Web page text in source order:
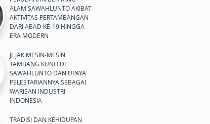
ALAM SAWAHLUNTO AKIBAT
AKTIVITAS PERTAMBANGAN
DARI ABAD KE-19 HINGGA
ERA MODERN
JEJAK MESIN-MESIN
TAMBANG KUNO DI
SAWAHLUNTO DAN UPAYA
PELESTARIANNYA SEBAGAI
WARISAN INDUSTRI
INDONESIA
TRADISI DAN KEHIDUPAN